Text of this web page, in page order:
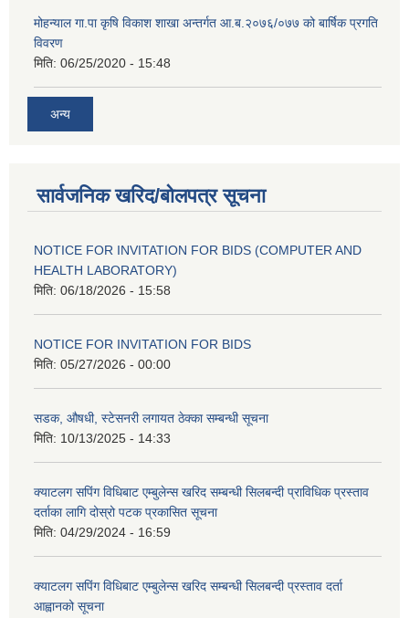
मोहन्याल गा.पा कृषि विकाश शाखा अन्तर्गत आ.ब.२०७६/०७७ को बार्षिक प्रगति
विवरण
मिति: 06/25/2020 - 15:48
अन्य
सार्वजनिक खरिद/बोलपत्र सूचना
NOTICE FOR INVITATION FOR BIDS (COMPUTER AND
HEALTH LABORATORY)
मिति: 06/18/2026 - 15:58
NOTICE FOR INVITATION FOR BIDS
मिति: 05/27/2026 - 00:00
सडक, औषधी, स्टेसनरी लगायत ठेक्का सम्बन्धी सूचना
मिति: 10/13/2025 - 14:33
क्याटलग सपिंग विधिबाट एम्बुलेन्स खरिद सम्बन्धी सिलबन्दी प्राविधिक प्रस्ताव
दर्ताका लागि दोस्रो पटक प्रकासित सूचना
मिति: 04/29/2024 - 16:59
क्याटलग सपिंग विधिबाट एम्बुलेन्स खरिद सम्बन्धी सिलबन्दी प्रस्ताव दर्ता
आह्वानको सूचना